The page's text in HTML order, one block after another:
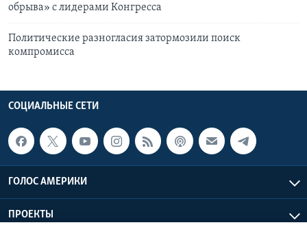
обрыва» с лидерами Конгресса
Политические разногласия затормозили поиск
компромисса
СОЦИАЛЬНЫЕ СЕТИ
ГОЛОС АМЕРИКИ
ПРОЕКТЫ